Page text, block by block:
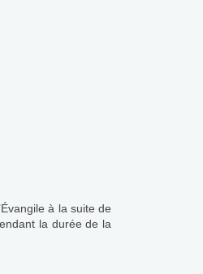
à la suite de
la durée de la